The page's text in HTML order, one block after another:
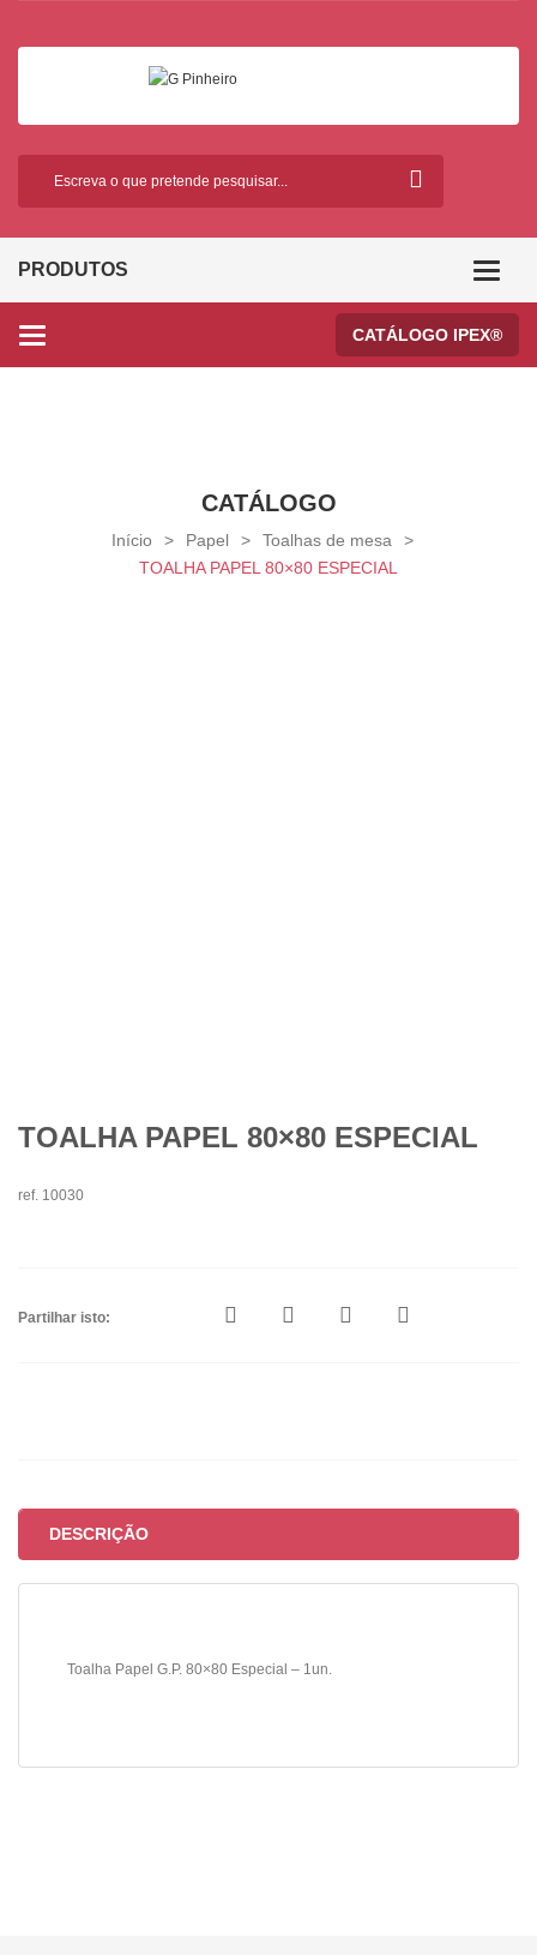
PRODUTOS
Categories CATÁLOGO IPEX®
CATÁLOGO
Início > Papel > Toalhas de mesa
>
TOALHA PAPEL 80×80 ESPECIAL
TOALHA PAPEL 80×80 ESPECIAL
ref. 10030
Partilhar isto:
DESCRIÇÃO
Toalha Papel G.P. 80×80 Especial – 1un.